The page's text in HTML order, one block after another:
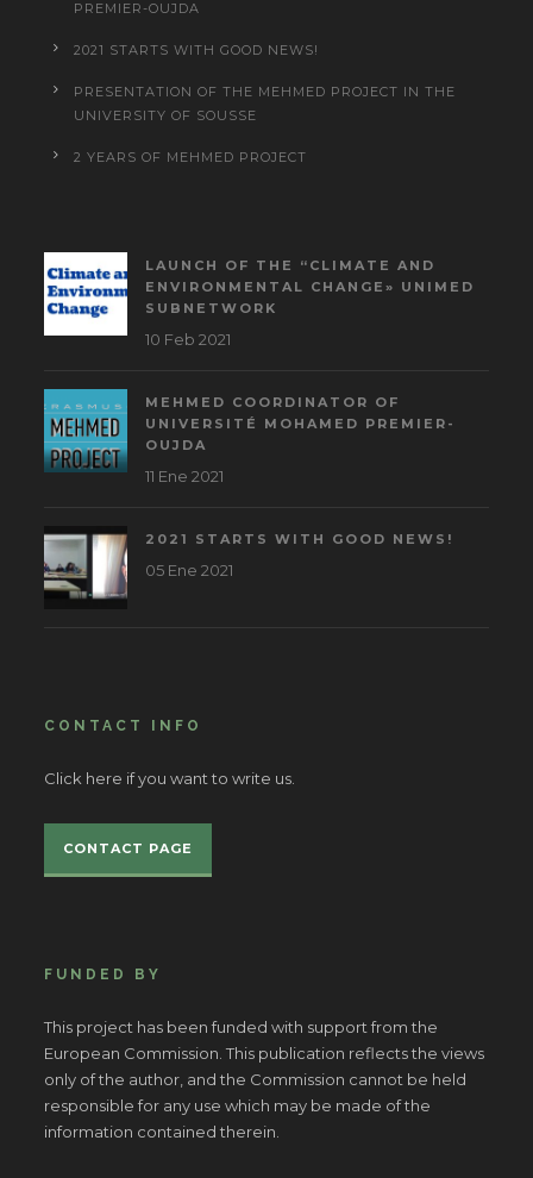
PREMIER-OUJDA
2021 STARTS WITH GOOD NEWS!
PRESENTATION OF THE MEHMED PROJECT IN THE
UNIVERSITY OF SOUSSE
2 YEARS OF MEHMED PROJECT
LAUNCH OF THE “CLIMATE AND
ENVIRONMENTAL CHANGE» UNIMED
SUBNETWORK
10 Feb 2021
MEHMED COORDINATOR OF
UNIVERSITÉ MOHAMED PREMIER-
OUJDA
11 Ene 2021
2021 STARTS WITH GOOD NEWS!
05 Ene 2021
CONTACT INFO
Click here if you want to write us.
CONTACT PAGE
FUNDED BY
This project has been funded with support from the
European Commission. This publication reflects the views
only of the author, and the Commission cannot be held
responsible for any use which may be made of the
information contained therein.